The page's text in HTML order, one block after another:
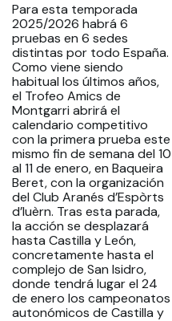
Para esta temporada
2025/2026 habrá 6
pruebas en 6 sedes
distintas por todo España.
Como viene siendo
habitual los últimos años,
el Trofeo Amics de
Montgarri abrirá el
calendario competitivo
con la primera prueba este
mismo fin de semana del 10
al 11 de enero, en Baqueira
Beret, con la organización
del Club Aranés d’Espòrts
d’Iuèrn. Tras esta parada,
la acción se desplazará
hasta Castilla y León,
concretamente hasta el
complejo de San Isidro,
donde tendrá lugar el 24
de enero los campeonatos
autonómicos de Castilla y